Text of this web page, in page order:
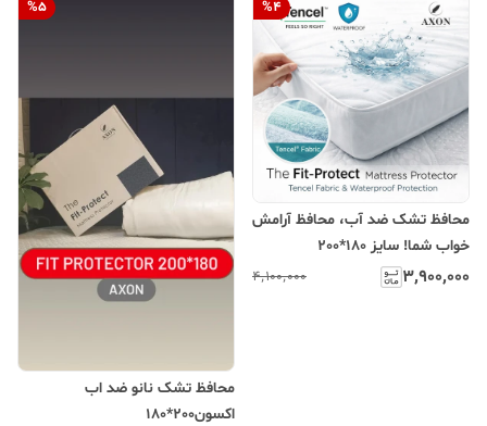
%4
محافظ تشک ضد آب، محافظ آرامش
خواب شما! سایز 180*200
۳٬۹۰۰٬۰۰۰ ۴٬۱۰۰٬۰۰۰
%5
محافظ تشک نانو ضد اب
اکسون200*180